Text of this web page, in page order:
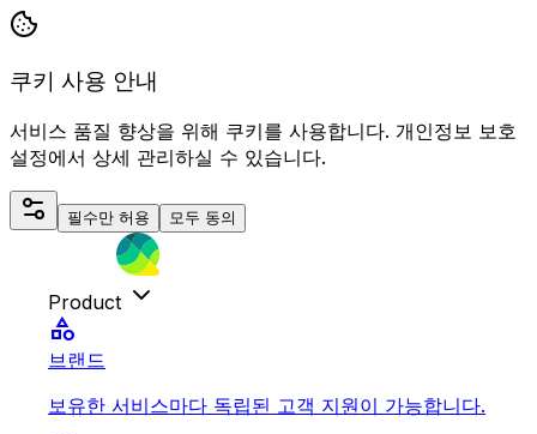
쿠키 사용 안내
서비스 품질 향상을 위해 쿠키를 사용합니다. 개인정보 보호
설정에서 상세 관리하실 수 있습니다.
필수만 허용 모두 동의
Product
category
브랜드
보유한 서비스마다 독립된 고객 지원이 가능합니다.